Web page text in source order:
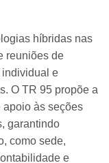
híbridas nas
reuniões de
individual e
O TR 95 propõe a
apoio às seções
garantindo
como sede,
e